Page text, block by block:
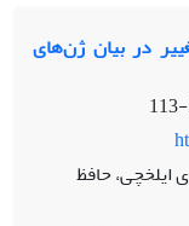
در بیان ژن‌های
ایلخچی، حافظ